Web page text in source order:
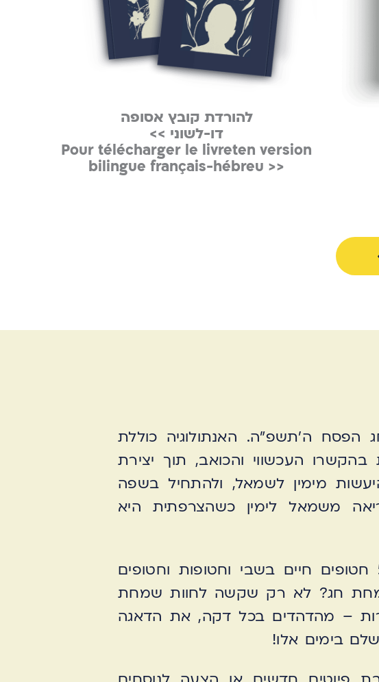
להורדת קובץ אסופה
דו-לשוני >>
Pour télécharger le livreten version
<< bilingue français-hébreu
הפסח ה'תשפ"ה. האנתולוגיה כוללת
העכשווי והכואב, תוך יצירת
מימין לשמאל, ולהתחיל בשפה
משמאל לימין כשהצרפתית היא
התכנים באסופה מתייחסים למתח הנובע מכך שנותרו עוד 59 חטופים חיים בשבי וחטופות וחטופים
חג? לא רק שקשה לחוות שמחת
– מהדהדים בכל דקה, את הדאגה
בימים אלו!